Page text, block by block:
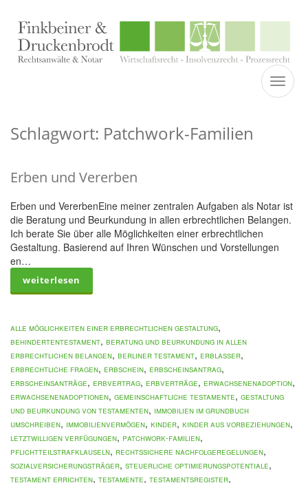
Schlagwort: Patchwork-Familien
Erben und Vererben
Erben und VererbenEine meiner zentralen Aufgaben als Notar ist
die Beratung und Beurkundung in allen erbrechtlichen Belangen.
Ich berate Sie über alle Möglichkeiten einer erbrechtlichen
Gestaltung. Basierend auf Ihren Wünschen und Vorstellungen
en…
weiterlesen
alle Möglichkeiten einer erbrechtlichen Gestaltung,
Behindertentestament, Beratung und Beurkundung in allen
erbrechtlichen Belangen, Berliner Testament, Erblasser,
erbrechtliche Fragen, Erbschein, Erbscheinsantrag,
Erbscheinsanträge, Erbvertrag, Erbverträge, Erwachsenenadoption,
Erwachsenenadoptionen, gemeinschaftliche Testamente, Gestaltung
und Beurkundung von Testamenten, Immobilien im Grundbuch
umschreiben, Immobilienvermögen, Kinder, Kinder aus Vorbeziehungen,
letztwilligen Verfügungen, Patchwork-Familien,
Pflichtteilstrafklauseln, rechtssichere Nachfolgeregelungen,
Sozialversicherungsträger, steuerliche Optimierungspotentiale,
Testament errichten, Testamente, Testamentsregister,